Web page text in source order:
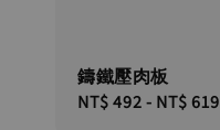
鑄鐵壓肉板
Regular
NT$ 492- NT$ 619